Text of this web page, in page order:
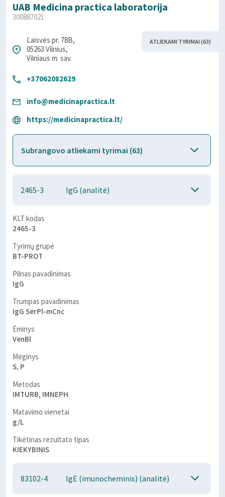
UAB Medicina practica laboratorija
300887021
ATLIEKAMI TYRIMAI (63)
Laisvės pr. 78B,
05263 Vilnius,
Vilniaus m. sav.
+37062082629
info@medicinapractica.lt
https://medicinapractica.lt/
Subrangovo atliekami tyrimai (63)
2465-3 IgG (analitė)
KLT kodas
2465-3
Tyrimų grupė
BT-PROT
Pilnas pavadinimas
IgG
Trumpas pavadinimas
IgG SerPl-mCnc
Ėminys
VenBl
Mėginys
S, P
Metodas
IMTURB, IMNEPH
Matavimo vienetai
g/L
Tikėtinas rezultato tipas
KIEKYBINIS
83102-4 IgE (imunocheminis) (analitė)